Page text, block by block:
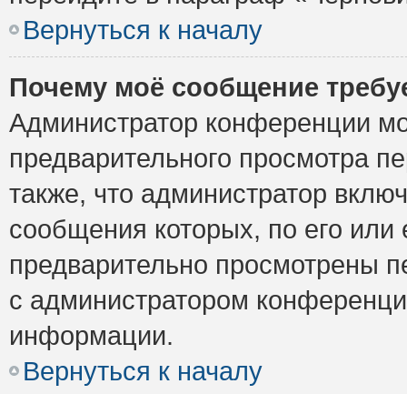
Вернуться к началу
Почему моё сообщение
Администратор конференции
предварительного просмотра
также, что администратор
сообщения которых, по его
предварительно просмотрены
с администратором
информации.
Вернуться к началу